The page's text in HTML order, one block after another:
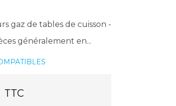
gaz de tables de cuisson -
généralement en...
TTC